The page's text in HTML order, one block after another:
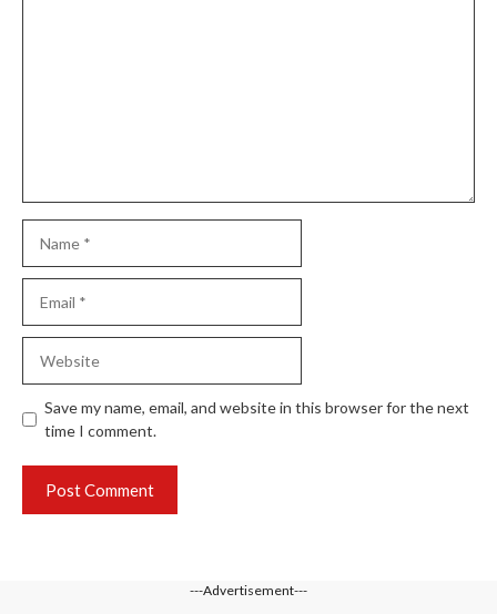
Save my name, email, and website in this browser for the next
time I comment.
---Advertisement---